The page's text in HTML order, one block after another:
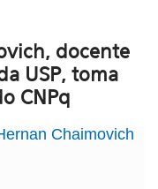
docente
USP, toma
CNPq
Chaimovich